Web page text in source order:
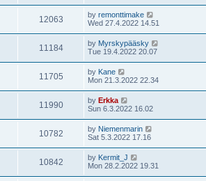
12063 by remonttimake
Wed 27.4.2022 14.51
11184 by Myrskypääsky
Tue 19.4.2022 20.07
11705 by Kane
Mon 21.3.2022 22.34
11990 by Erkka
Sun 6.3.2022 16.02
10782 by Niemenmarin
Sat 5.3.2022 17.16
10842 by Kermit_J
Mon 28.2.2022 19.31